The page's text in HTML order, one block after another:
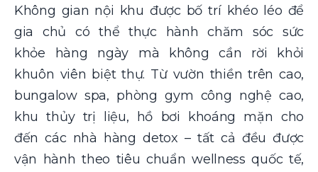
Không gian nội khu được bố trí khéo léo để
gia chủ có thể thực hành chăm sóc sức
khỏe hàng ngày mà không cần rời khỏi
khuôn viên biệt thự. Từ vườn thiền trên cao,
bungalow spa, phòng gym công nghệ cao,
khu thủy trị liệu, hồ bơi khoáng mặn cho
đến các nhà hàng detox – tất cả đều được
vận hành theo tiêu chuẩn wellness quốc tế,